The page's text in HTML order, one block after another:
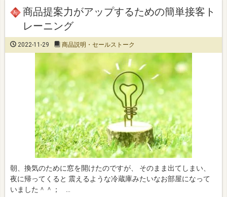
商品提案力がアップするための簡単接客ト
レーニング
2022-11-29 商品説明・セールストーク
朝、換気のために窓を開けたのですが、 そのまま出てしまい、
夜に帰ってくると 震えるような冷蔵庫みたいなお部屋になって
いました＾＾； …